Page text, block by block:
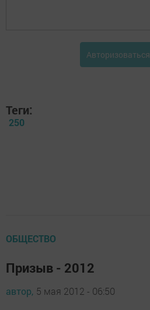
Авторизоваться
Теги:
250
ОБЩЕСТВО
Призыв - 2012
автор, 5 мая 2012 - 06:50